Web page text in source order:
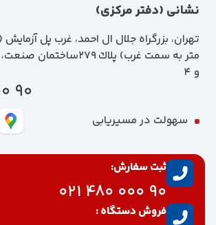
نشانی (دفتر مرکزی)
و 4
90 000 480 021
سهولت در مسیریابی
ثبت سفارش:
90 000 480 021
فروش دستگاه :